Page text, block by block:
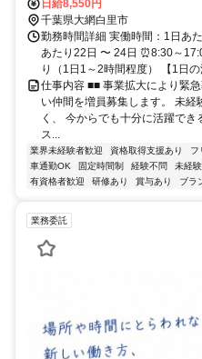
イク通勤OK！
日給8,550円
千葉県大網白里市
勤務時間詳細 実働時間：1日あ
あたり22日 〜 24日 ⏰8:30～
り（1日1～2時間程度） 【1日の
仕事内容 ■■ 事業拡大により緊
い仲間を増員募集します。 未
く、 今からでも十分に活躍で
ス...
業界未経験者歓迎 資格取得支援あり フ
車通勤OK
固定時間制 経験不問 未経
有資格者歓迎
研修あり 賞与あり ブラ
業務委託